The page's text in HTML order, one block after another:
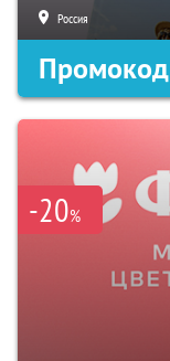
Россия
Промокод
-20%